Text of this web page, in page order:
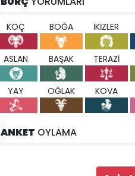
KOÇ BOĞA İKİZLER
ASLAN BAŞAK TERAZİ
YAY OĞLAK KOVA
ANKET OYLAMA